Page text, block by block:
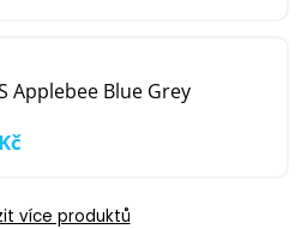
Applebee Blue Grey
více produktů